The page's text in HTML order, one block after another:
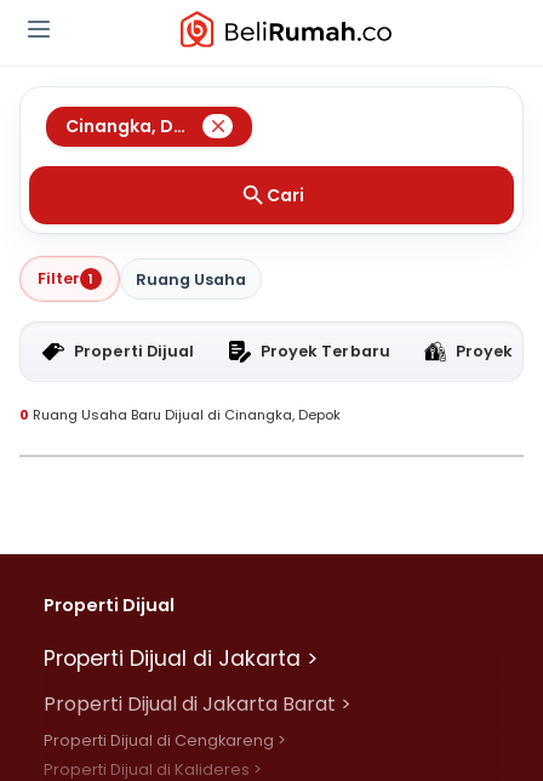
Cinangka, Depok
Cari
Filter 1 Ruang Usaha
Properti Dijual Proyek Terbaru Proyek
0 Ruang Usaha Baru Dijual di Cinangka, Depok
Properti Dijual
Properti Dijual di Jakarta >
Properti Dijual di Jakarta Barat >
Properti Dijual di Cengkareng >
Properti Dijual di Kalideres >